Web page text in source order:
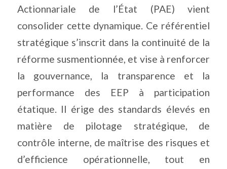
Actionnariale de l’État (PAE) vient
consolider cette dynamique. Ce référentiel
stratégique s’inscrit dans la continuité de la
réforme susmentionnée, et vise à renforcer
la gouvernance, la transparence et la
performance des EEP à participation
étatique. Il érige des standards élevés en
matière de pilotage stratégique, de
contrôle interne, de maîtrise des risques et
d’efficience opérationnelle, tout en